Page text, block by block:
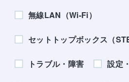
無線LAN（Wi-Fi）
セットトップボックス（
トラブル・障害 設定